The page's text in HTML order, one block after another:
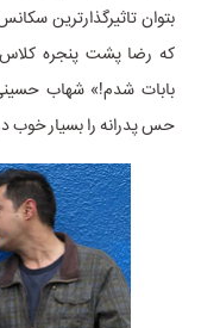
بتوان تاثیرگذارترین
که رضا پشت پنجره
بابات شدم!» شهاب
حس پدرانه را بسیار خوب